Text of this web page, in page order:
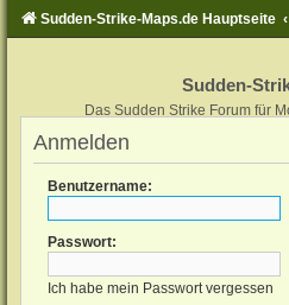
Sudden-Strike-Maps.de Hauptseite
Sudden-
Das Sudden Strike Forum für
Anmelden
Benutzername:
Passwort:
Ich habe mein Passwort vergessen